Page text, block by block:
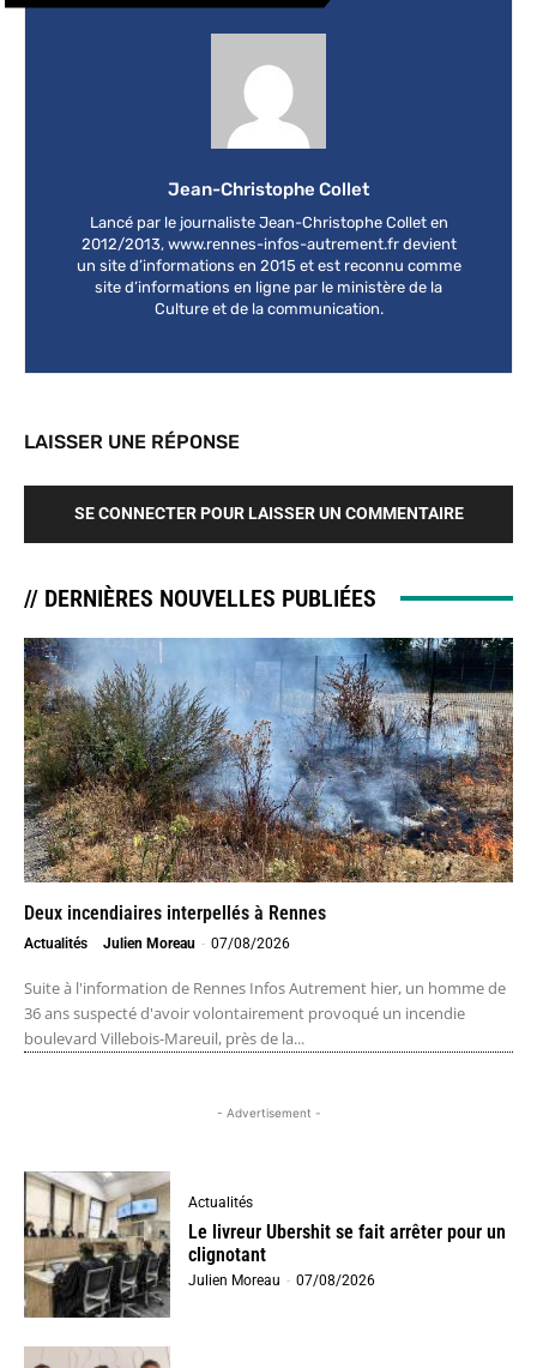
Jean-Christophe Collet
Lancé par le journaliste Jean-Christophe Collet en
2012/2013, www.rennes-infos-autrement.fr devient
un site d’informations en 2015 et est reconnu comme
site d’informations en ligne par le ministère de la
Culture et de la communication.
LAISSER UNE RÉPONSE
SE CONNECTER POUR LAISSER UN COMMENTAIRE
// DERNIÈRES NOUVELLES PUBLIÉES
Deux incendiaires interpellés à Rennes
Actualités Julien Moreau - 07/08/2026
Suite à l'information de Rennes Infos Autrement hier, un homme de
36 ans suspecté d'avoir volontairement provoqué un incendie
boulevard Villebois-Mareuil, près de la...
- Advertisement -
Actualités
Le livreur Ubershit se fait arrêter pour un
clignotant
Julien Moreau - 07/08/2026